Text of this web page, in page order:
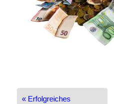
« Erfolgreiches